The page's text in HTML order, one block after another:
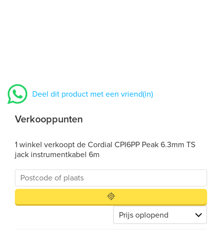
Deel dit product met een vriend(in)
Verkooppunten
1 winkel verkoopt de Cordial CPI6PP Peak 6.3mm TS
jack instrumentkabel 6m